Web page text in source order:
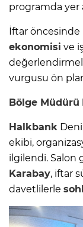
programda yer
İftar öncesinde
ekonomisi ve
vurgusu ön
Bölge Müdürü
Halkbank
ekibi,
ilgilendi. Salon
Karabay, iftar
davetlilerle